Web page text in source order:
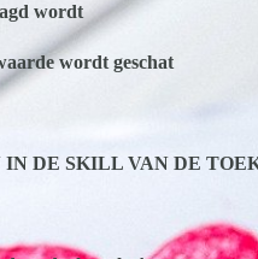
wordt
wordt geschat
IN DE SKILL VAN DE